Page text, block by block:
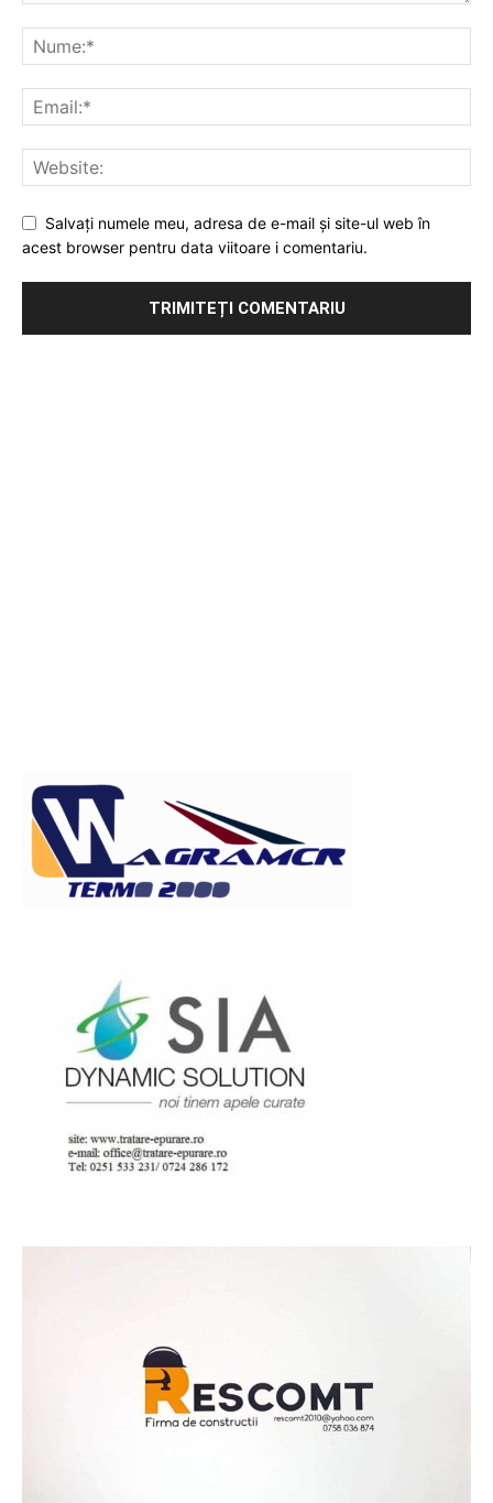
Salvați numele meu, adresa de e-mail și site-ul web în
acest browser pentru data viitoare i comentariu.